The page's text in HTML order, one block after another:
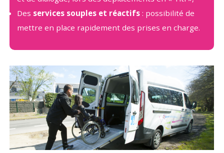
Des services souples et réactifs : possibilité de
mettre en place rapidement des prises en charge.